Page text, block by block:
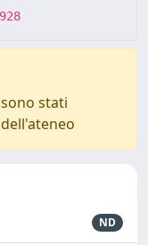
stati
ND